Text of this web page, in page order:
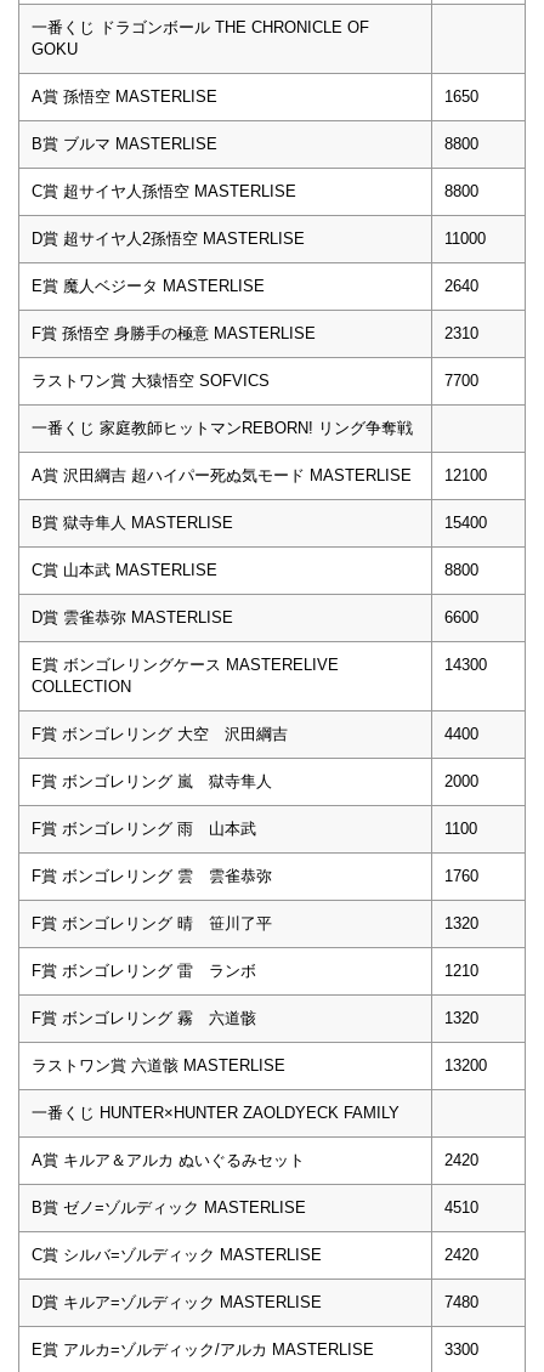
一番くじ ドラゴンボール THE CHRONICLE OF
GOKU
A賞 孫悟空 MASTERLISE 1650
B賞 ブルマ MASTERLISE 8800
C賞 超サイヤ人孫悟空 MASTERLISE 8800
D賞 超サイヤ人2孫悟空 MASTERLISE 11000
E賞 魔人ベジータ MASTERLISE 2640
F賞 孫悟空 身勝手の極意 MASTERLISE 2310
ラストワン賞 大猿悟空 SOFVICS 7700
一番くじ 家庭教師ヒットマンREBORN! リング争奪戦
A賞 沢田綱吉 超ハイパー死ぬ気モード MASTERLISE 12100
B賞 獄寺隼人 MASTERLISE 15400
C賞 山本武 MASTERLISE 8800
D賞 雲雀恭弥 MASTERLISE 6600
E賞 ボンゴレリングケース MASTERELIVE
COLLECTION
14300
F賞 ボンゴレリング 大空 沢田綱吉 4400
F賞 ボンゴレリング 嵐 獄寺隼人 2000
F賞 ボンゴレリング 雨 山本武 1100
F賞 ボンゴレリング 雲 雲雀恭弥 1760
F賞 ボンゴレリング 晴 笹川了平 1320
F賞 ボンゴレリング 雷 ランボ 1210
F賞 ボンゴレリング 霧 六道骸 1320
ラストワン賞 六道骸 MASTERLISE 13200
一番くじ HUNTER×HUNTER ZAOLDYECK FAMILY
A賞 キルア＆アルカ ぬいぐるみセット 2420
B賞 ゼノ=ゾルディック MASTERLISE 4510
C賞 シルバ=ゾルディック MASTERLISE 2420
D賞 キルア=ゾルディック MASTERLISE 7480
E賞 アルカ=ゾルディック/アルカ MASTERLISE 3300